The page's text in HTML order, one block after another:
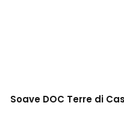
Soave DOC Terre di